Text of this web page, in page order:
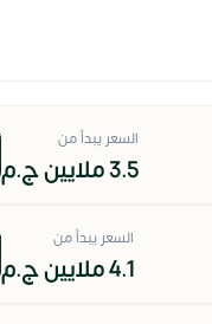
السعر يبدأ من
3.5 ملايين ج.م
السعر يبدأ من
4.1 ملايين ج.م